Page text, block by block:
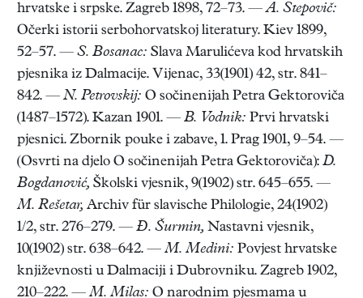
hrvatske i srpske. Zagreb 1898, 72–73. —A. Stepovič:
Očerki istorii serbohorvatskoj literatury. Kiev 1899,
52–57. — S. Bosanac: Slava Marulićeva kod hrvatskih
pjesnika iz Dalmacije. Vijenac, 33(1901) 42, str. 841–
842. — N. Petrovskij: O sočinenijah Petra Gektoroviča
(1487–1572). Kazan 1901. — B. Vodnik: Prvi hrvatski
pjesnici. Zbornik pouke i zabave, 1. Prag 1901, 9–54. —
(Osvrti na djelo O sočinenijah Petra Gektoroviča): D.
Bogdanović, Školski vjesnik, 9(1902) str. 645–655. —
M. Rešetar, Archiv für slavische Philologie, 24(1902)
1/2, str. 276–279. — Đ. Šurmin, Nastavni vjesnik,
10(1902) str. 638–642. —M. Medini: Povjest hrvatske
književnosti u Dalmaciji i Dubrovniku. Zagreb 1902,
210–222. —M. Milas: O narodnim pjesmama u